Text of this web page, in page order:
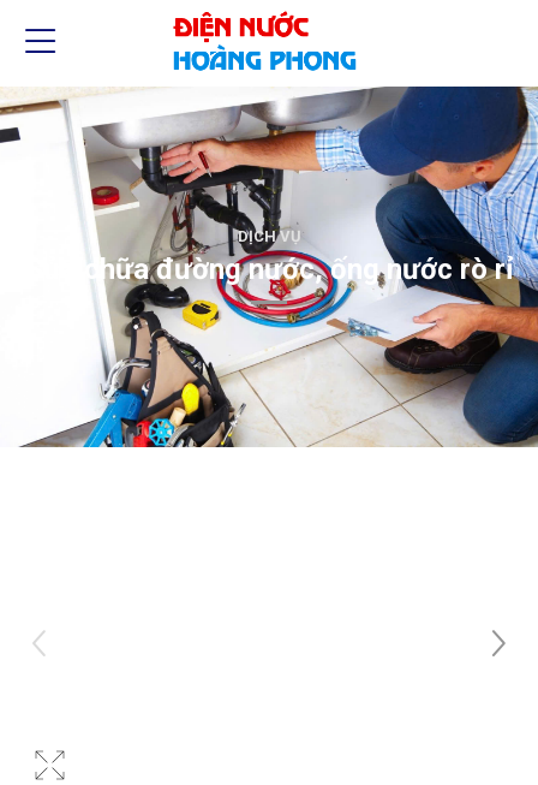
DỊCH VỤ
Sửa chữa đường nước, ống nước rò rỉ